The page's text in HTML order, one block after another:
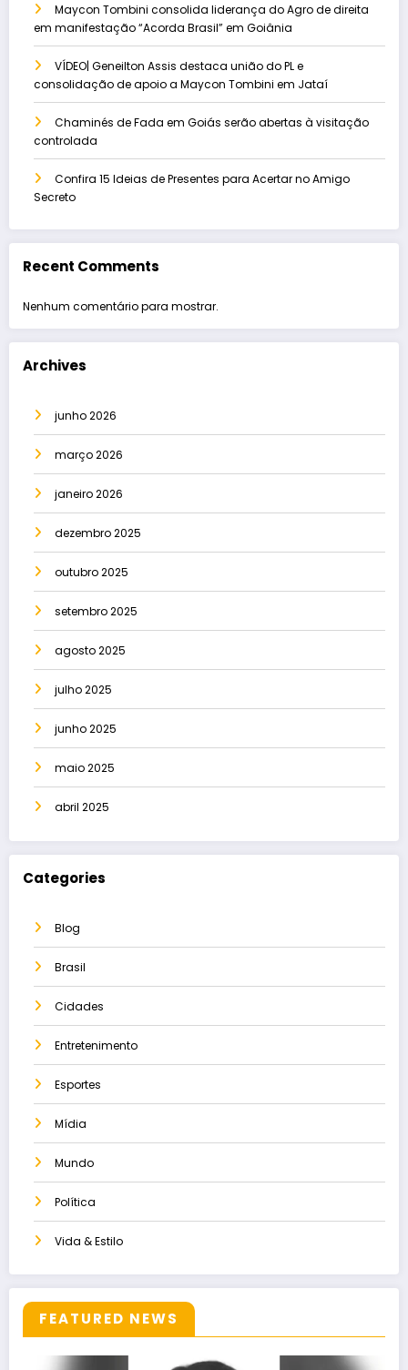
Maycon Tombini consolida liderança do Agro de direita
em manifestação “Acorda Brasil” em Goiânia
VÍDEO| Geneilton Assis destaca união do PL e
consolidação de apoio a Maycon Tombini em Jataí
Chaminés de Fada em Goiás serão abertas à visitação
controlada
Confira 15 Ideias de Presentes para Acertar no Amigo
Secreto
Recent Comments
Nenhum comentário para mostrar.
Archives
junho 2026
março 2026
janeiro 2026
dezembro 2025
outubro 2025
setembro 2025
agosto 2025
julho 2025
junho 2025
maio 2025
abril 2025
Categories
Blog
Brasil
Cidades
Entretenimento
Esportes
Mídia
Mundo
Política
Vida & Estilo
FEATURED NEWS